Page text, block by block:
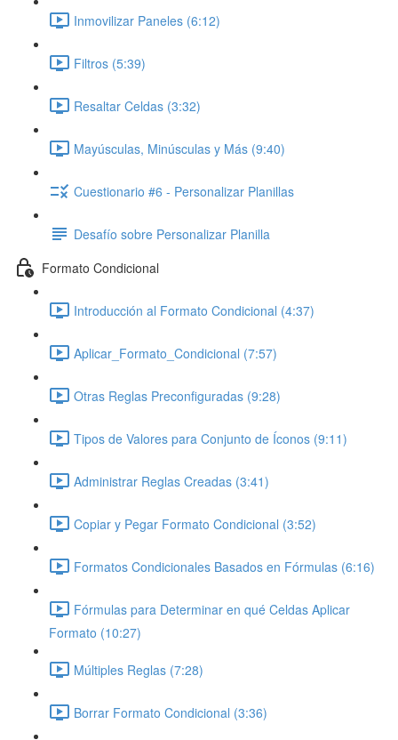
Inmovilizar Paneles (6:12)
Filtros (5:39)
Resaltar Celdas (3:32)
Mayúsculas, Minúsculas y Más (9:40)
Cuestionario #6 - Personalizar Planillas
Desafío sobre Personalizar Planilla
Formato Condicional
Introducción al Formato Condicional (4:37)
Aplicar_Formato_Condicional (7:57)
Otras Reglas Preconfiguradas (9:28)
Tipos de Valores para Conjunto de Íconos (9:11)
Administrar Reglas Creadas (3:41)
Copiar y Pegar Formato Condicional (3:52)
Formatos Condicionales Basados en Fórmulas (6:16)
Fórmulas para Determinar en qué Celdas Aplicar
Formato (10:27)
Múltiples Reglas (7:28)
Borrar Formato Condicional (3:36)